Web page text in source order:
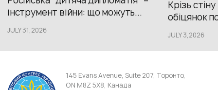
інструмент війни: що можуть...
JULY 31,2026
Крізь
обіцянок
JULY 3,2026
145 Evans Avenue, Suite 207, Торонто,
ON M8Z 5X8, Канада